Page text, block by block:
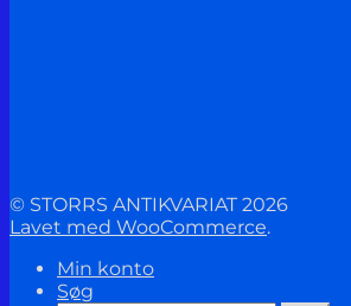
© STORRS ANTIKVARIAT 2026
Lavet med WooCommerce.
Min konto
Søg